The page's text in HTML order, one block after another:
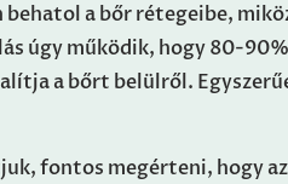
a bőr rétegeibe,
úgy működik, hogy 80-
a bőrt belülről.
fontos megérteni, hogy az